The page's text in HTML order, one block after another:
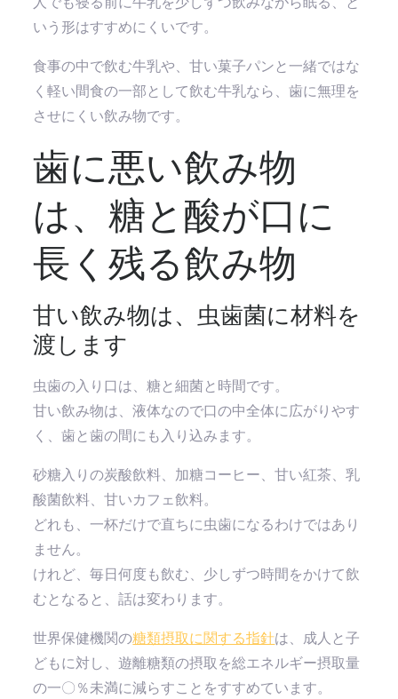
いう形はすすめにくいです。
食事の中で飲む牛乳や、甘い菓子パンと一緒ではな
く軽い間食の一部として飲む牛乳なら、歯に無理を
させにくい飲み物です。
歯に悪い飲み物
は、糖と酸が口に
長く残る飲み物
甘い飲み物は、虫歯菌に材料を
渡します
虫歯の入り口は、糖と細菌と時間です。
甘い飲み物は、液体なので口の中全体に広がりやす
く、歯と歯の間にも入り込みます。
砂糖入りの炭酸飲料、加糖コーヒー、甘い紅茶、乳
酸菌飲料、甘いカフェ飲料。
どれも、一杯だけで直ちに虫歯になるわけではあり
ません。
けれど、毎日何度も飲む、少しずつ時間をかけて飲
むとなると、話は変わります。
世界保健機関の糖類摂取に関する指針は、成人と子
どもに対し、遊離糖類の摂取を総エネルギー摂取量
の一〇％未満に減らすことをすすめています。